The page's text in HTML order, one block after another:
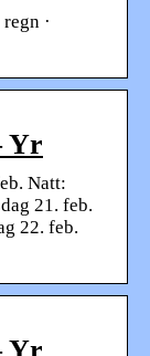
·
Yr
Natt:
21. feb.
22. feb.
Yr